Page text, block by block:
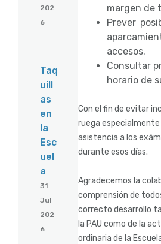
202
6
Taq
uill
as
en
la
Esc
uel
a
31
Jul
202
6
margen de
Prever
accesos.
Consultar
horario de
Con el fin de evitar
ruega
asistencia a los
durante esos días.
Agradecemos la
comprensión de
correcto desarrollo
la PAU como de la
ordinaria de la